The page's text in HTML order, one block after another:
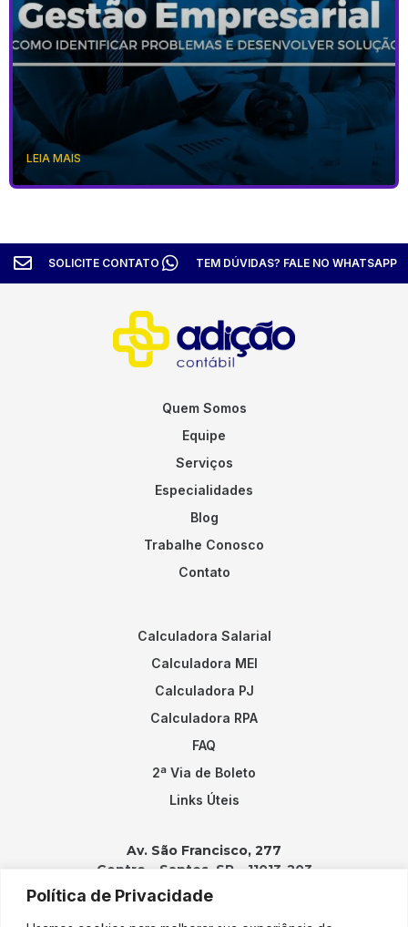
Política de Privacidade
LEIA MAIS
SOLICITE CONTATO TEM DÚVIDAS? FALE NO WHATSAPP
Quem Somos
Equipe
Serviços
Especialidades
Blog
Trabalhe Conosco
Contato
Calculadora Salarial
Calculadora MEI
Calculadora PJ
Calculadora RPA
FAQ
2ª Via de Boleto
Links Úteis
Av. São Francisco, 277
Centro – Santos, SP – 11013-203
Contatos: